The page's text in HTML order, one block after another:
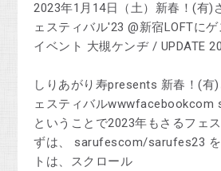
2023年1月14日（土）新春！(有)
ェスティバル'23 @新宿LOFTにゲ
イベント 大槻ケンヂ / UPDATE
しりあがり寿presents 新春！(有
ェスティバルwwwfacebookcom
ということで2023年もさるフェ
ずは、 sarufescom/sarufes23
トは、スクロール